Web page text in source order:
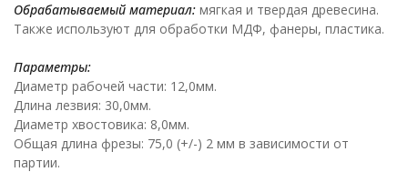
Обрабатываемый материал: мягкая и твердая древесина.
Также используют для обработки МДФ, фанеры, пластика.
Параметры:
Диаметр рабочей части: 12,0мм.
Длина лезвия: 30,0мм.
Диаметр хвостовика: 8,0мм.
Общая длина фрезы: 75,0 (+/-) 2 мм в зависимости от
партии.